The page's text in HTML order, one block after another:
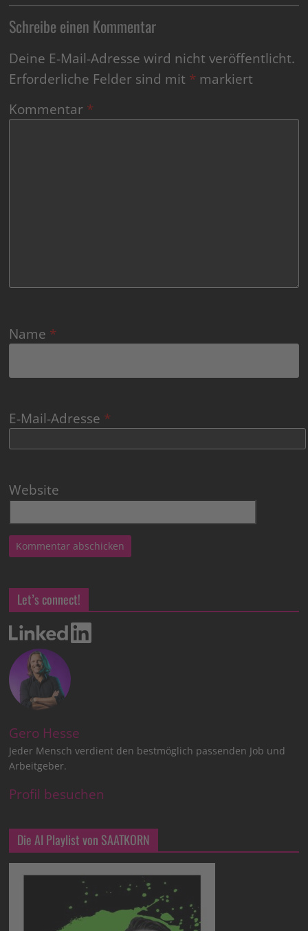
Schreibe einen Kommentar
Deine E-Mail-Adresse wird nicht veröffentlicht.
Erforderliche Felder sind mit * markiert
Kommentar *
Name *
E-Mail-Adresse *
Website
Let’s connect!
Gero Hesse
Jeder Mensch verdient den bestmöglich passenden Job und
Arbeitgeber.
Profil besuchen
Die AI Playlist von SAATKORN